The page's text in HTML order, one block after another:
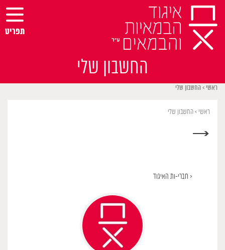
Skip
content
החשבון שלי
תפריט
ראשי > החשבון שלי
ראשי > החשבון שלי
→
< חברי-ות האיגוד